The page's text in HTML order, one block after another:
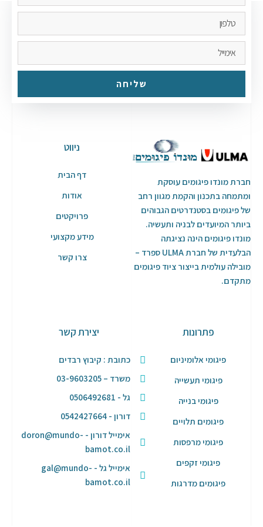
שליחה
חברת מונדו פיגומים עוסקת
ומתמחה בתכנון והקמת מגוון רחב
של פיגומים בסטנדרטים הגבוהים
ביותר המיועדים לבניה ותעשיה.
מונדו פיגומים הינה נציגתה
הבלעדית של חברת ULMA ספרד –
מובילה עולמית בייצור ציוד פיגומים
מתקדם.
ניווט
דף הבית
אודות
פרויקטים
מידע מקצועי
צרו קשר
פתרונות
פיגומי אלומיניום
פיגומי תעשייה
פיגומי בנייה
פיגומים תלויים
פיגומי מרפסות
פיגומי זקפים
פיגומים מדרגות
יצירת קשר
כתובת : קיבוץ רבדים
משרד – 03-9603205
גל - 0506492681
דורון - 0542427664
אימייל דורון - doron@mundo-
bamot.co.il
אימייל גל - gal@mundo-
bamot.co.il